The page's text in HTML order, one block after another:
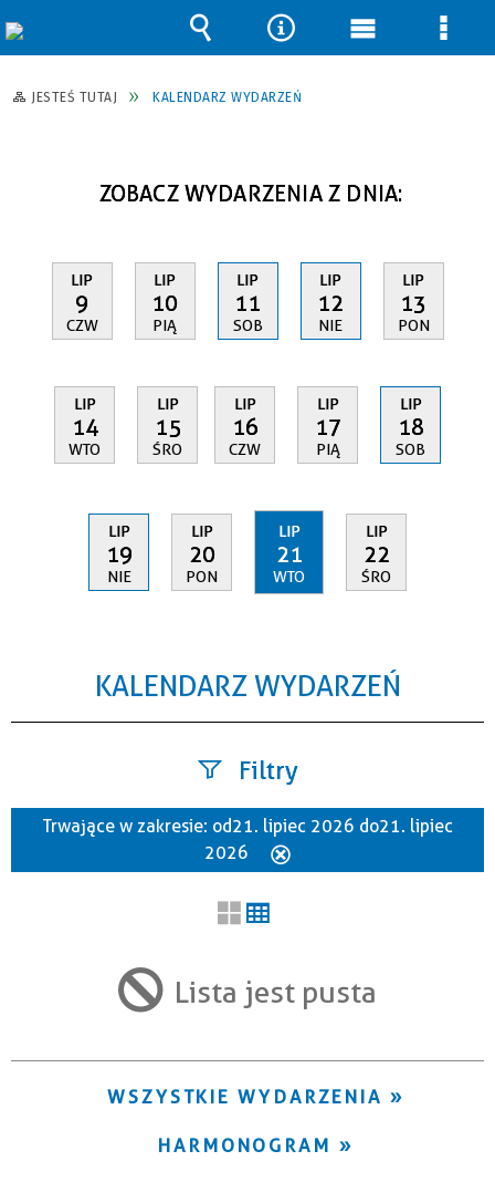
JESTEŚ TUTAJ KALENDARZ WYDARZEŃ
ZOBACZ WYDARZENIA Z DNIA:
LIP
9
CZW
LIP
10
PIĄ
LIP
11
SOB
LIP
12
NIE
LIP
13
PON
LIP
14
WTO
LIP
15
ŚRO
LIP
16
CZW
LIP
17
PIĄ
LIP
18
SOB
LIP
19
NIE
LIP
20
PON
LIP
21
WTO
LIP
22
ŚRO
KALENDARZ WYDARZEŃ
Filtry
Szukana fraza
Trwające w zakresie
Trwające w zakresie: od 21. lipiec 2026 do 21. lipiec
2026
Lista jest pusta
WSZYSTKIE WYDARZENIA
HARMONOGRAM
Wyszukiwarka
Narzędzia
Menu Menu